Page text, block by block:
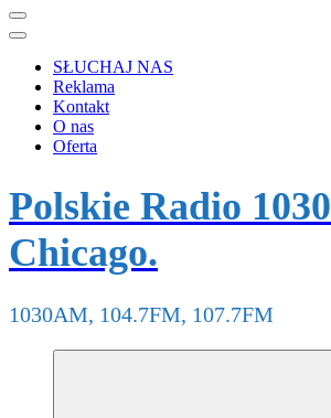
SŁUCHAJ NAS
Reklama
Kontakt
O nas
Oferta
Polskie Radio 1030
Chicago.
1030AM, 104.7FM, 107.7FM